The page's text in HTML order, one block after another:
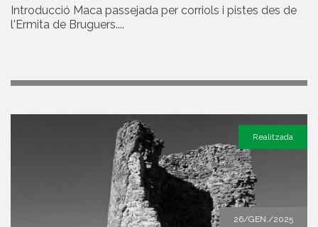
Introducció Maca passejada per corriols i pistes des de
l'Ermita de Bruguers....
26/GEN./2025
Realitzada